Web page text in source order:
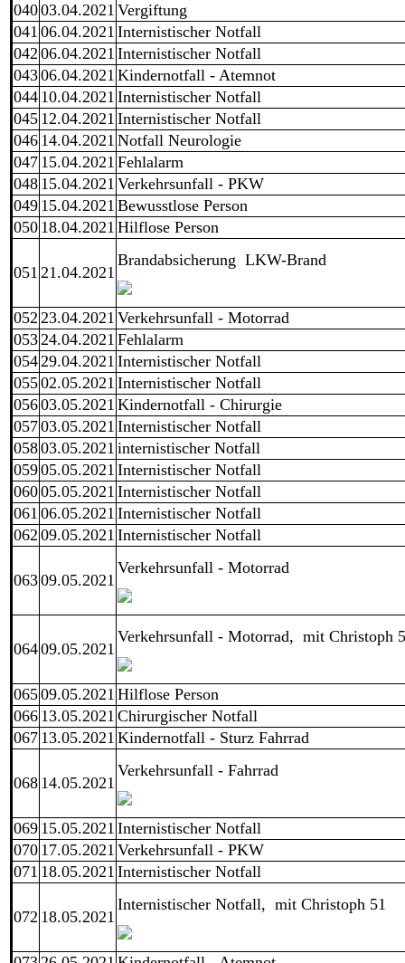
04003.04.2021 Vergiftung
041 06.04.2021 Internistischer Notfall
042 06.04.2021 Internistischer Notfall
04306.04.2021 Kindernotfall - Atemnot
044 10.04.2021 Internistischer Notfall
045 12.04.2021 Internistischer Notfall
046 14.04.2021 Notfall Neurologie
047 15.04.2021 Fehlalarm
048 15.04.2021 Verkehrsunfall - PKW
049 15.04.2021 Bewusstlose Person
050 18.04.2021 Hilflose Person
051 21.04.2021
Brandabsicherung LKW-Brand
052 23.04.2021 Verkehrsunfall - Motorrad
05324.04.2021 Fehlalarm
05429.04.2021 Internistischer Notfall
05502.05.2021 Internistischer Notfall
05603.05.2021 Kindernotfall - Chirurgie
05703.05.2021 Internistischer Notfall
05803.05.2021 internistischer Notfall
05905.05.2021 Internistischer Notfall
06005.05.2021 Internistischer Notfall
061 06.05.2021 Internistischer Notfall
062 09.05.2021 Internistischer Notfall
06309.05.2021
Verkehrsunfall - Motorrad
06409.05.2021
Verkehrsunfall - Motorrad, mit Christoph
06509.05.2021 Hilflose Person
066 13.05.2021 Chirurgischer Notfall
067 13.05.2021 Kindernotfall - Sturz Fahrrad
068 14.05.2021
Verkehrsunfall - Fahrrad
069 15.05.2021 Internistischer Notfall
070 17.05.2021 Verkehrsunfall - PKW
071 18.05.2021 Internistischer Notfall
072 18.05.2021
Internistischer Notfall, mit Christoph 51